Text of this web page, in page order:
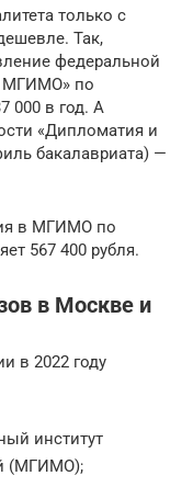
только с
Так,
федеральной
МГИМО» по
000 в год. А
«Дипломатия и
бакалавриата) —
в МГИМО по
567 400 рубля.
в Москве и
в 2022 году
институт
(МГИМО);